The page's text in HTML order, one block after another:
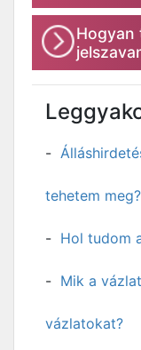
Hogyan
tehetem meg?
Hol tudom
Mik a
vázlatokat?